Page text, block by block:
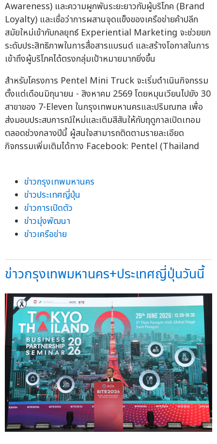
Awareness) และความผูกพันระยะยาวกับผู้บริโภค (Brand
Loyalty) และเชื่อว่าการผสานจุดแข็งของเครือข่ายค้าปลีก
สมัยใหม่เข้ากับกลยุทธ์ Experiential Marketing จะช่วยยก
ระดับประสิทธิภาพในการสื่อสารแบรนด์ และสร้างโอกาสในการ
เข้าถึงผู้บริโภคได้ตรงกลุ่มเป้าหมายมากยิ่งขึ้น
สำหรับโครงการ Pentel Mini Truck จะเริ่มดำเนินกิจกรรม
ตั้งแต่เดือนมิถุนายน - สิงหาคม 2569 โดยหมุนเวียนไปยัง 30
สาขาของ 7-Eleven ในกรุงเทพมหานครและปริมณฑล เพื่อ
ส่งมอบประสบการณ์ใหม่และเติมสีสันให้กับฤดูกาลเปิดเทอม
ตลอดช่วงกลางปีนี้ ผู้สนใจสามารถติดตามรายละเอียด
กิจกรรมเพิ่มเติมได้ทาง Facebook: Pentel (Thailand
ข่าวกรุงเทพมหานคร
ข่าวประเทศญี่ปุ่น
ข่าวการเปิดตัว
ข่าวมุ่งพัฒนา
ข่าวเครือข่าย
ข่าวกรุงเทพมหานคร+ประเทศญี่ปุ่นวันนี้